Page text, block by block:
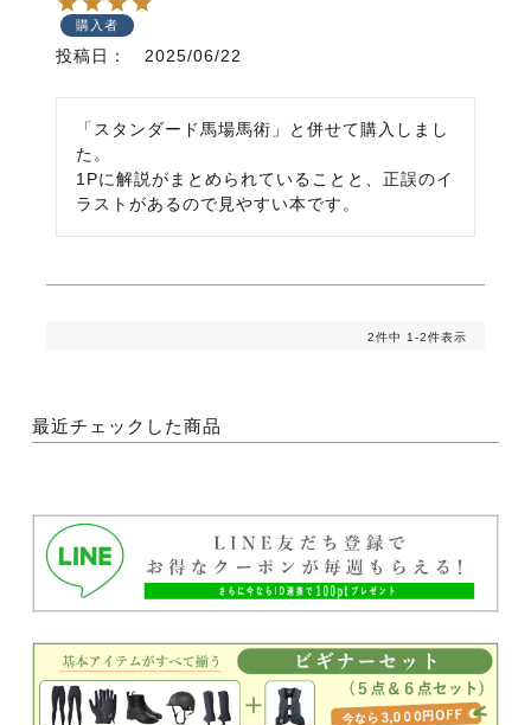
購入者
投稿日 2025/06/22
「スタンダード馬場馬術」と併せて購入しまし
た。
1Pに解説がまとめられていることと、正誤のイ
ラストがあるので見やすい本です。
2件中 1-2件表示
最近チェックした商品